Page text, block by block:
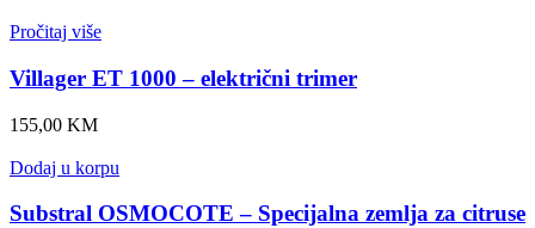
Pročitaj više
Villager ET 1000 – električni trimer
155,00 KM
Dodaj u korpu
Substral OSMOCOTE – Specijalna zemlja za citruse